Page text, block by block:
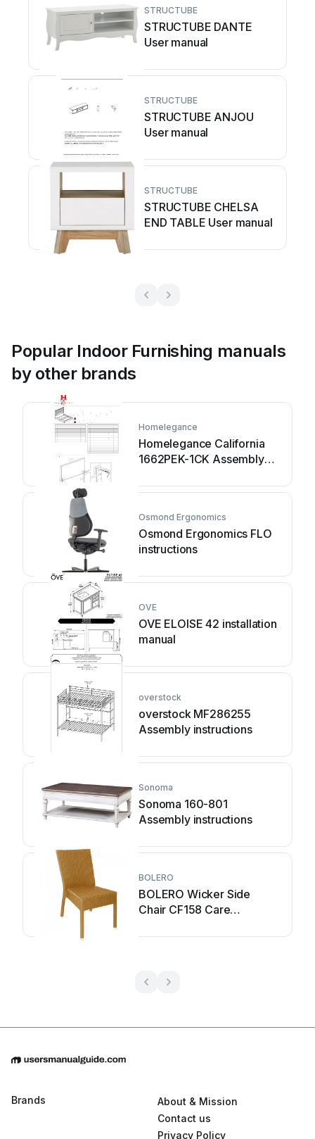
STRUCTUBE
STRUCTUBE DANTE
User manual
STRUCTUBE
STRUCTUBE ANJOU
User manual
STRUCTUBE
STRUCTUBE CHELSA
END TABLE User manual
Popular Indoor Furnishing manuals
by other brands
Homelegance
Homelegance California
1662PEK-1CK Assembly
Osmond Ergonomics
Osmond Ergonomics FLO
instructions
OVE
OVE ELOISE 42 installation
manual
overstock
overstock MF286255
Assembly instructions
Sonoma
Sonoma 160-801
Assembly instructions
BOLERO
BOLERO Wicker Side
Chair CF158 Care
Brands
About & Mission
Contact us
Privacy Policy